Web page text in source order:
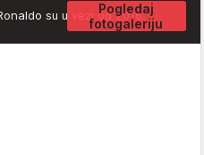
Pogledaj
fotogaleriju
su u vezi od 2016.